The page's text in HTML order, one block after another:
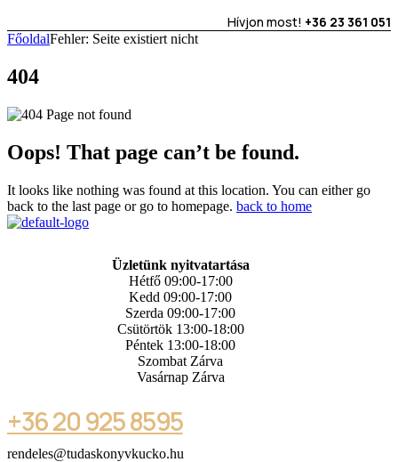
Hívjon most! +36 23 361 051
FőoldalFehler: Seite existiert nicht
404
Oops! That page can’t be found.
It looks like nothing was found at this location. You can either go
back to the last page or go to homepage. back to home
Üzletünk nyitvatartása
Hétfő 09:00-17:00
Kedd 09:00-17:00
Szerda 09:00-17:00
Csütörtök 13:00-18:00
Péntek 13:00-18:00
Szombat Zárva
Vasárnap Zárva
+36 20 925 8595
rendeles@tudaskonyvkucko.hu